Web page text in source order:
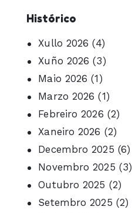
Histórico
Xullo 2026 (4)
Xuño 2026 (3)
Maio 2026 (1)
Marzo 2026 (1)
Febreiro 2026 (2)
Xaneiro 2026 (2)
Decembro 2025 (6)
Novembro 2025 (3)
Outubro 2025 (2)
Setembro 2025 (2)